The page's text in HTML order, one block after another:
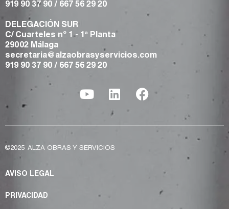
919 90 37 90 / 667 56 29 20
DELEGACIÓN SUR
C/ Cuarteles nº 1 - 1ª Planta
29002 Málaga
secretaria@alzaobrasyservicios.com
919 90 37 90 / 667 56 29 20
©2025 ALZA OBRAS Y SERVICIOS
AVISO LEGAL
PRIVACIDAD